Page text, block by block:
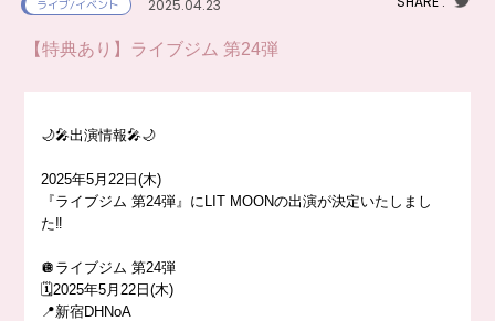
ライブ/イベント 2025.04.23
【特典あり】ライブジム 第24弾
🌙🎤出演情報🎤🌙
2025年5月22日(木)
『ライブジム 第24弾』にLIT MOONの出演が決定いたしまし
た‼️
🪩ライブジム 第24弾
🗓️2025年5月22日(木)
📍新宿DHNoA